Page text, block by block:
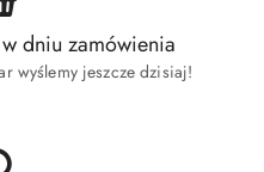
w dniu zamówienia
wyślemy jeszcze dzisiaj!